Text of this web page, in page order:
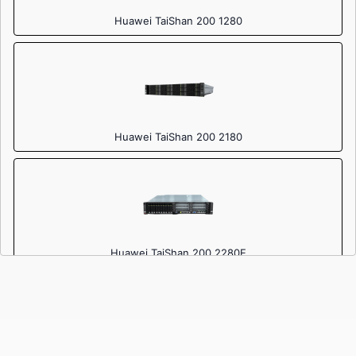
Huawei TaiShan 200 1280
Huawei TaiShan 200 2180
Huawei TaiShan 200 2280E